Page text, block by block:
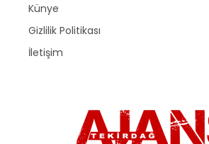
Künye
Gizlilik Politikası
İletişim